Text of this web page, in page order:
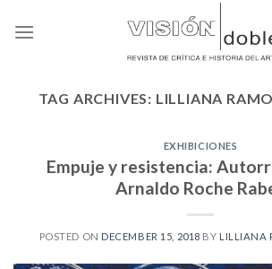
TAG ARCHIVES: LILLIANA
EXHIBICIONES
Empuje y resistencia:
Arnaldo Roche
POSTED ON DECEMBER 15, 2018 BY LILLIANA